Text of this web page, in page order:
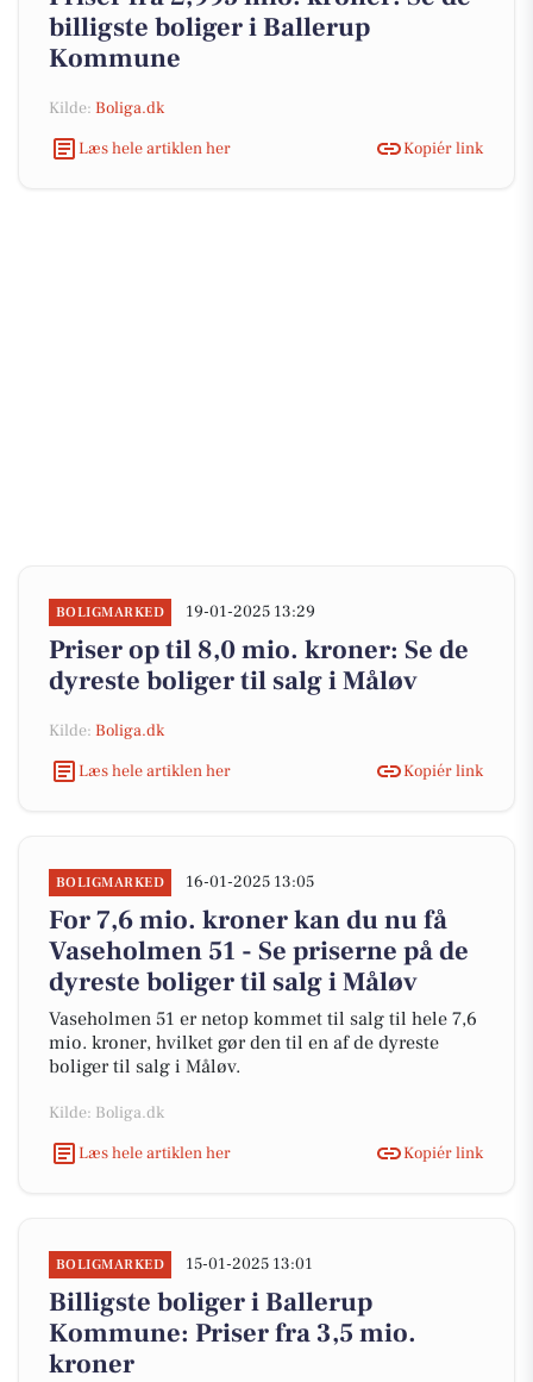
billigste boliger i Ballerup
Kommune
Kilde: Boliga.dk
Læs hele artiklen her
Kopiér link
BOLIGMARKED 19-01-2025 13:29
Priser op til 8,0 mio. kroner: Se de
dyreste boliger til salg i Måløv
Kilde: Boliga.dk
Læs hele artiklen her
Kopiér link
BOLIGMARKED 16-01-2025 13:05
For 7,6 mio. kroner kan du nu få
Vaseholmen 51 - Se priserne på de
dyreste boliger til salg i Måløv
Vaseholmen 51 er netop kommet til salg til hele 7,6
mio. kroner, hvilket gør den til en af de dyreste
boliger til salg i Måløv.
Kilde: Boliga.dk
Læs hele artiklen her
Kopiér link
BOLIGMARKED 15-01-2025 13:01
Billigste boliger i Ballerup
Kommune: Priser fra 3,5 mio.
kroner